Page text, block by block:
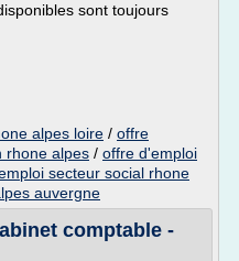
sont toujours
alpes loire / offre
rhone alpes / offre d'emploi
secteur social rhone
auvergne
comptable -